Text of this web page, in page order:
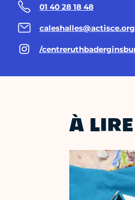
01 40 28 18 48
caleshalles@actisce.org
/
À